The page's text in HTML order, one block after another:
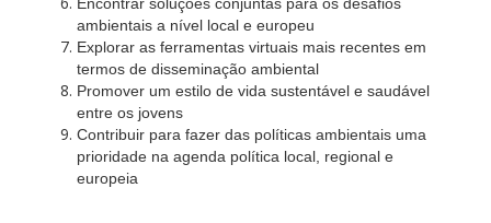
Encontrar soluções conjuntas para os desafios
ambientais a nível local e europeu
Explorar as ferramentas virtuais mais recentes em
termos de disseminação ambiental
Promover um estilo de vida sustentável e saudável
entre os jovens
Contribuir para fazer das políticas ambientais uma
prioridade na agenda política local, regional e
europeia